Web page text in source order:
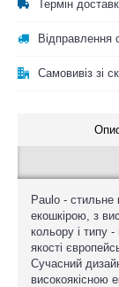
Термін
Відправлення
Самовивіз зі
Paulo - стильне
екошкірою, з
кольору і типу
якості
Сучасний
високоякісною